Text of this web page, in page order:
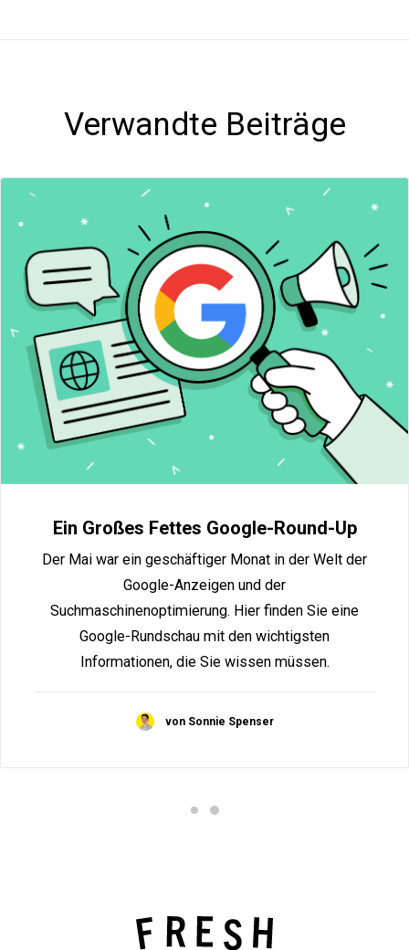
Verwandte Beiträge
Ein Großes Fettes Google-Round-Up
Der Mai war ein geschäftiger Monat in der Welt der
Google-Anzeigen und der
Suchmaschinenoptimierung. Hier finden Sie eine
Google-Rundschau mit den wichtigsten
Informationen, die Sie wissen müssen.
von Sonnie Spenser